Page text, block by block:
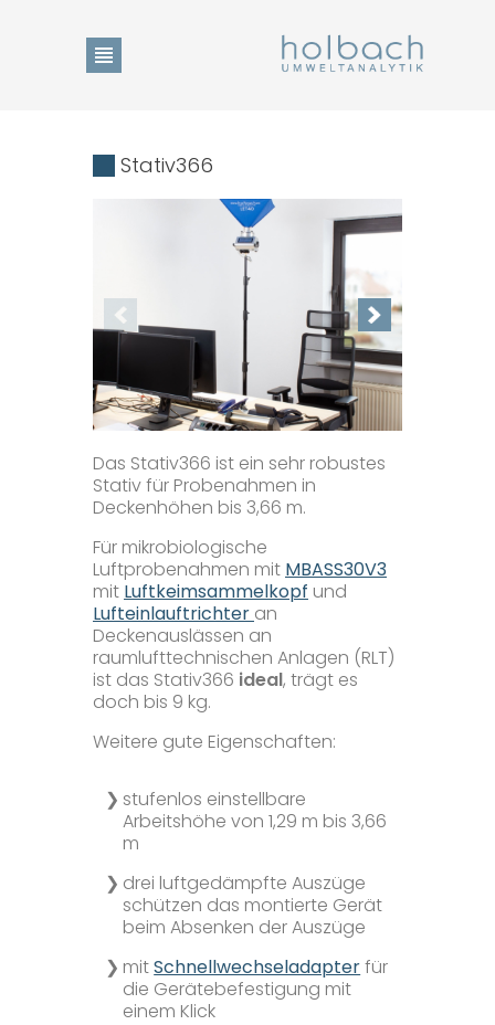
DE
EN
Startseite
Merkliste anzeigen
Aktuelles
Mikrobiologie
Pumpen
Ionometer
Zubehör
Unternehmen+
Unser Auftrag
Zertifizierungen
Karriere
Service+
Mikrobiologische Labore
Chemische Labore
Mehrwerte
Downloads
Stativ366
Das Stativ366 ist ein sehr robustes
Stativ für Probenahmen in
Deckenhöhen bis 3,66 m.
Für mikrobiologische
Luftprobenahmen mit MBASS30V3
mit Luftkeimsammelkopf und
Lufteinlauftrichter an
Deckenauslässen an
raumlufttechnischen Anlagen (RLT)
ist das Stativ366 ideal, trägt es
doch bis 9 kg.
Weitere gute Eigenschaften:
stufenlos einstellbare
Arbeitshöhe von 1,29 m bis 3,66
m
drei luftgedämpfte Auszüge
schützen das montierte Gerät
beim Absenken der Auszüge
mitSchnellwechseladapterfür
die Gerätebefestigung mit
einem Klick